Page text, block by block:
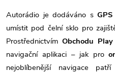
Autorádio je dodáváno s
umístit pod čelní sklo pro
Prostřednictvím Obchodu Play
navigační aplikaci – jak pro
nejoblíbenější navigace patří